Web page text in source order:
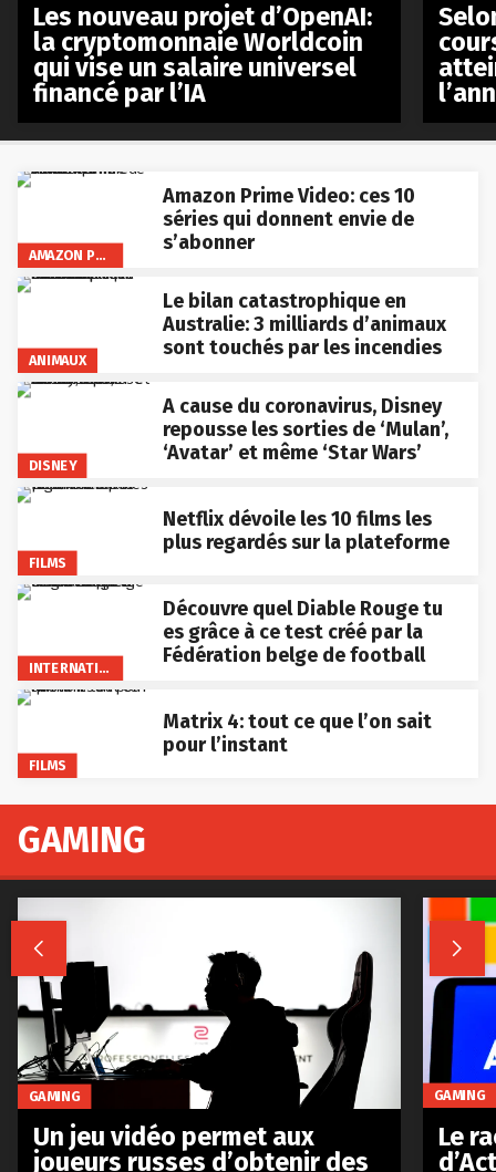
AMAZON PRIME VIDEO
Amazon Prime Video: ces 10
séries qui donnent envie de
s’abonner
ANIMAUX
Le bilan catastrophique en
Australie: 3 milliards d’animaux
sont touchés par les incendies
DISNEY
A cause du coronavirus, Disney
repousse les sorties de ‘Mulan’,
‘Avatar’ et même ‘Star Wars’
FILMS
Netflix dévoile les 10 films les
plus regardés sur la plateforme
INTERNATIONAL
Découvre quel Diable Rouge tu
es grâce à ce test créé par la
Fédération belge de football
FILMS
Matrix 4: tout ce que l’on sait
pour l’instant
Les nouveau projet d’OpenAI:
la cryptomonnaie Worldcoin
qui vise un salaire universel
financé par l’IA
GAMING
 
GAMING
Un jeu vidéo permet aux
joueurs russes d’obtenir des
GAMING
Le